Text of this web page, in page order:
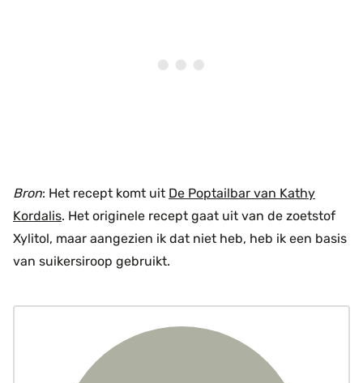
Bron: Het recept komt uit De Poptailbar van Kathy
Kordalis. Het originele recept gaat uit van de zoetstof
Xylitol, maar aangezien ik dat niet heb, heb ik een basis
van suikersiroop gebruikt.